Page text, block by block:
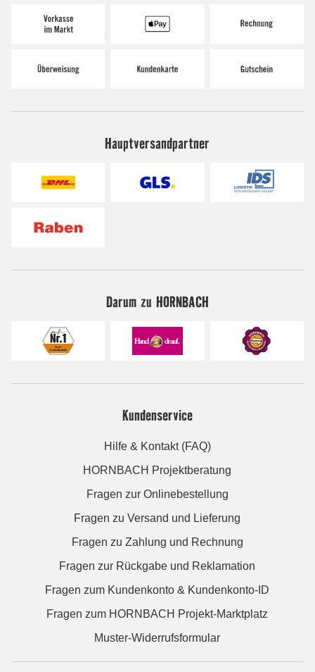
Hauptversandpartner
Darum zu HORNBACH
Kundenservice
Hilfe & Kontakt (FAQ)
HORNBACH Projektberatung
Fragen zur Onlinebestellung
Fragen zu Versand und Lieferung
Fragen zu Zahlung und Rechnung
Fragen zur Rückgabe und Reklamation
Fragen zum Kundenkonto & Kundenkonto-ID
Fragen zum HORNBACH Projekt-Marktplatz
Muster-Widerrufsformular